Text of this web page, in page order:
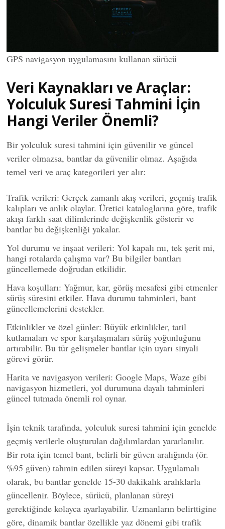
GPS navigasyon uygulamasını kullanan sürücü
Veri Kaynakları ve Araçlar:
Yolculuk Suresi Tahmini İçin
Hangi Veriler Önemli?
Bir yolculuk suresi tahmini için güvenilir ve güncel
veriler olmazsa, bantlar da güvenilir olmaz. Aşağıda
temel veri ve araç kategorileri yer alır:
Trafik verileri: Gerçek zamanlı akış verileri, geçmiş trafik
kalıpları ve anlık olaylar. Üretici kataloglarına göre, trafik
akışı farklı saat dilimlerinde değişkenlik gösterir ve
bantlar bu değişkenliği yakalar.
Yol durumu ve inşaat verileri: Yol kapalı mı, tek şerit mi,
hangi rotalarda çalışma var? Bu bilgiler bantları
güncellemede doğrudan etkilidir.
Hava koşulları: Yağmur, kar, görüş mesafesi gibi etmenler
sürüş süresini etkiler. Hava durumu tahminleri, bant
güncellemelerini destekler.
Etkinlikler ve özel günler: Büyük etkinlikler, tatil
kutlamaları ve spor karşılaşmaları sürüş yoğunluğunu
artırabilir. Bu tür gelişmeler bantlar için uyarı sinyali
görevi görür.
Harita ve navigasyon verileri: Google Maps, Waze gibi
navigasyon hizmetleri, yol durumuna dayalı tahminleri
güncel tutmada önemli rol oynar.
İşin teknik tarafında, yolculuk suresi tahmini için genelde
geçmiş verilerle oluşturulan dağılımlardan yararlanılır.
Bir rota için temel bant, belirli bir güven aralığında (ör.
%95 güven) tahmin edilen süreyi kapsar. Uygulamalı
olarak, bu bantlar genelde 15-30 dakikalık aralıklarla
güncellenir. Böylece, sürücü, planlanan süreyi
gerektiğinde kolayca ayarlayabilir. Uzmanların belirttigine
göre, dinamik bantlar özellikle yaz dönemi gibi trafik